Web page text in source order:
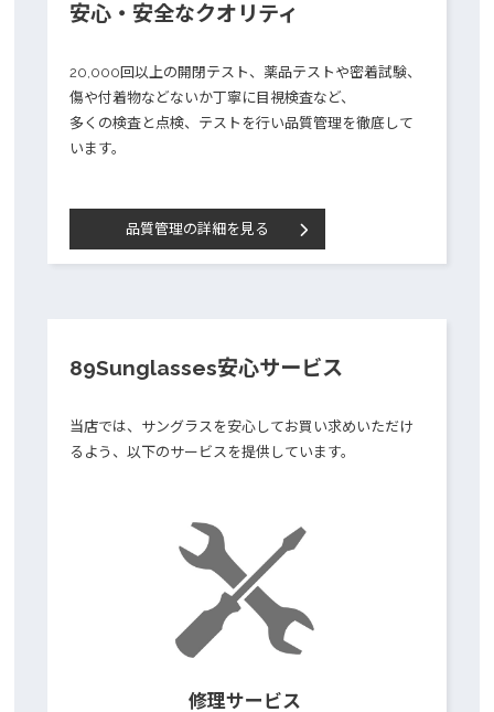
安心・安全なクオリティ
20,000回以上の開閉テスト、薬品テストや密着試験、
傷や付着物などないか丁寧に目視検査など、
多くの検査と点検、テストを行い品質管理を徹底して
います。
品質管理の詳細を見る
89Sunglasses安心サービス
当店では、サングラスを安心してお買い求めいただけ
るよう、以下のサービスを提供しています。
修理サービス